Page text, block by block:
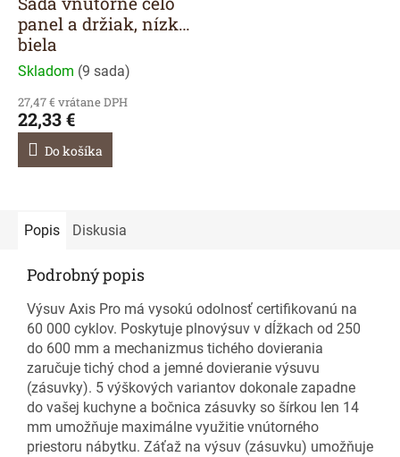
panel a držiak, nízka
biela
Skladom (9 sada)
27,47 € vrátane DPH
22,33 €
Do košíka
Popis Diskusia
Podrobný popis
Výsuv Axis Pro má vysokú odolnosť certifikovanú na
60 000 cyklov. Poskytuje plnovýsuv v dĺžkach od 250
do 600 mm a mechanizmus tichého dovierania
zaručuje tichý chod a jemné dovieranie výsuvu
(zásuvky). 5 výškových variantov dokonale zapadne
do vašej kuchyne a bočnica zásuvky so šírkou len 14
mm umožňuje maximálne využitie vnútorného
priestoru nábytku. Záťaž na výsuv (zásuvku) umožňuje